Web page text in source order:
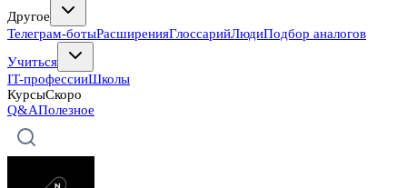
Другое
Телеграм-ботыРасширенияГлоссарийЛюдиПодбор аналогов
Учиться
IT-профессииШколы
КурсыСкоро
Q&AПолезное